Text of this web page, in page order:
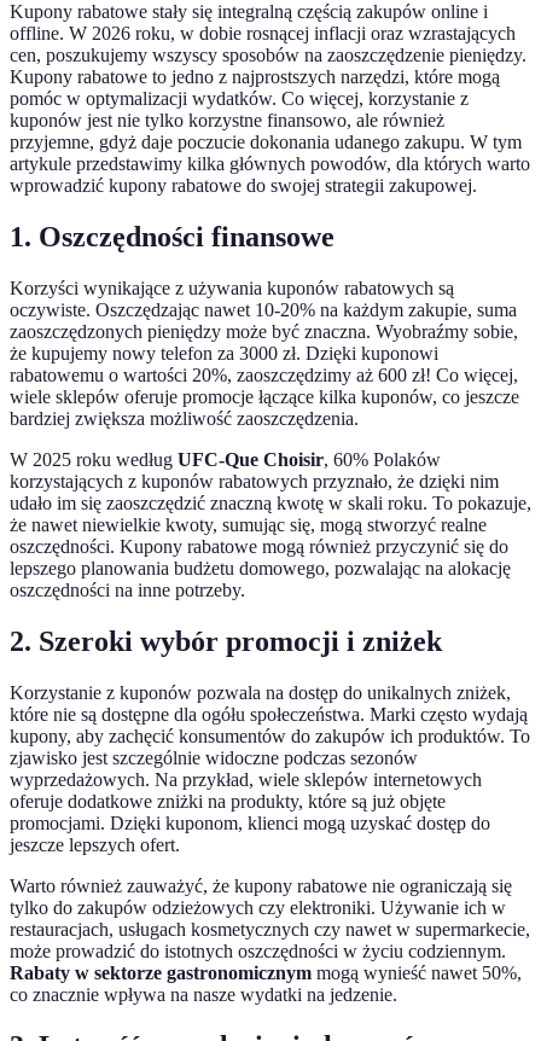
Kupony rabatowe stały się integralną częścią zakupów online i
offline. W 2026 roku, w dobie rosnącej inflacji oraz wzrastających
cen, poszukujemy wszyscy sposobów na zaoszczędzenie pieniędzy.
Kupony rabatowe to jedno z najprostszych narzędzi, które mogą
pomóc w optymalizacji wydatków. Co więcej, korzystanie z
kuponów jest nie tylko korzystne finansowo, ale również
przyjemne, gdyż daje poczucie dokonania udanego zakupu. W tym
artykule przedstawimy kilka głównych powodów, dla których warto
wprowadzić kupony rabatowe do swojej strategii zakupowej.
1. Oszczędności finansowe
Korzyści wynikające z używania kuponów rabatowych są
oczywiste. Oszczędzając nawet 10-20% na każdym zakupie, suma
zaoszczędzonych pieniędzy może być znaczna. Wyobraźmy sobie,
że kupujemy nowy telefon za 3000 zł. Dzięki kuponowi
rabatowemu o wartości 20%, zaoszczędzimy aż 600 zł! Co więcej,
wiele sklepów oferuje promocje łączące kilka kuponów, co jeszcze
bardziej zwiększa możliwość zaoszczędzenia.
W 2025 roku według UFC-Que Choisir, 60% Polaków
korzystających z kuponów rabatowych przyznało, że dzięki nim
udało im się zaoszczędzić znaczną kwotę w skali roku. To pokazuje,
że nawet niewielkie kwoty, sumując się, mogą stworzyć realne
oszczędności. Kupony rabatowe mogą również przyczynić się do
lepszego planowania budżetu domowego, pozwalając na alokację
oszczędności na inne potrzeby.
2. Szeroki wybór promocji i zniżek
Korzystanie z kuponów pozwala na dostęp do unikalnych zniżek,
które nie są dostępne dla ogółu społeczeństwa. Marki często wydają
kupony, aby zachęcić konsumentów do zakupów ich produktów. To
zjawisko jest szczególnie widoczne podczas sezonów
wyprzedażowych. Na przykład, wiele sklepów internetowych
oferuje dodatkowe zniżki na produkty, które są już objęte
promocjami. Dzięki kuponom, klienci mogą uzyskać dostęp do
jeszcze lepszych ofert.
Warto również zauważyć, że kupony rabatowe nie ograniczają się
tylko do zakupów odzieżowych czy elektroniki. Używanie ich w
restauracjach, usługach kosmetycznych czy nawet w supermarkecie,
może prowadzić do istotnych oszczędności w życiu codziennym.
Rabaty w sektorze gastronomicznym mogą wynieść nawet 50%,
co znacznie wpływa na nasze wydatki na jedzenie.